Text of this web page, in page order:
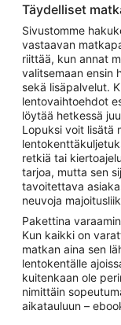
Täydelliset
Sivustomme
vastaavan
riittää, kun annat
valitsemaan ensin
sekä lisäpalvelut.
lentovaihtoehdot
löytää hetkessä
Lopuksi voit lisätä
retkiä tai
tarjoa, mutta sen
tavoitettava
neuvoja
Pakettina
Kun kaikki on
matkan aina sen
lentokentälle
kuitenkaan ole
nimittäin
aikatauluun –